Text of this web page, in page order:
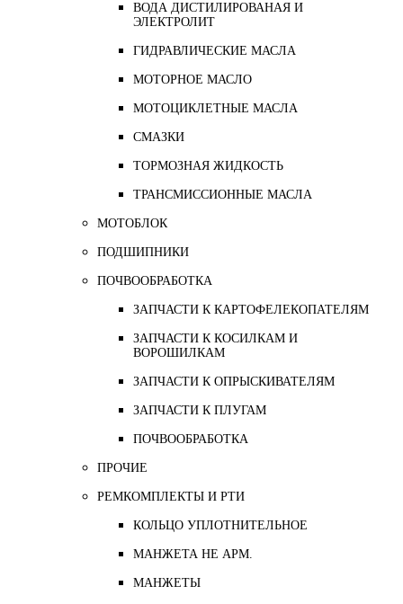
ВОДА ДИСТИЛИРОВАНАЯ И
ЭЛЕКТРОЛИТ
ГИДРАВЛИЧЕСКИЕ МАСЛА
МОТОРНОЕ МАСЛО
МОТОЦИКЛЕТНЫЕ МАСЛА
СМАЗКИ
ТОРМОЗНАЯ ЖИДКОСТЬ
ТРАНСМИССИОННЫЕ МАСЛА
МОТОБЛОК
ПОДШИПНИКИ
ПОЧВООБРАБОТКА
ЗАПЧАСТИ К КАРТОФЕЛЕКОПАТЕЛЯМ
ЗАПЧАСТИ К КОСИЛКАМ И
ВОРОШИЛКАМ
ЗАПЧАСТИ К ОПРЫСКИВАТЕЛЯМ
ЗАПЧАСТИ К ПЛУГАМ
ПОЧВООБРАБОТКА
ПРОЧИЕ
РЕМКОМПЛЕКТЫ И РТИ
КОЛЬЦО УПЛОТНИТЕЛЬНОЕ
МАНЖЕТА НЕ АРМ.
МАНЖЕТЫ